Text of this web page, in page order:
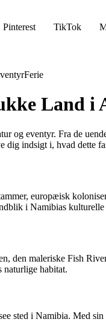
Pinterest TikTok
Ferie
Land i
og eventyr. Fra de
indsigt i, hvad dette
europæisk
i Namibias
den maleriske Fish
naturlige habitat.
sted i Namibia. Med